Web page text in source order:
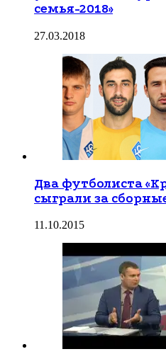
семья-2018»
27.03.2018
Два футболиста
сыграли за
11.10.2015